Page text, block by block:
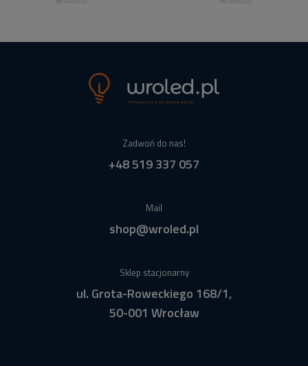
Zadwoń do nas!
+48 519 337 057
Mail
shop@wroled.pl
Sklep stacjonarny
ul. Grota-Roweckiego 168/1,
50-001 Wrocław